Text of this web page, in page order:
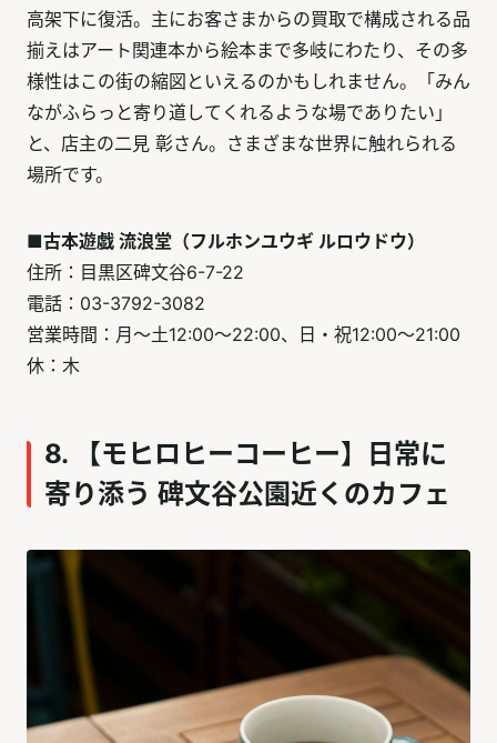
高架下に復活。主にお客さまからの買取で構成される品
揃えはアート関連本から絵本まで多岐にわたり、その多
様性はこの街の縮図といえるのかもしれません。「みん
ながふらっと寄り道してくれるような場でありたい」
と、店主の二見 彰さん。さまざまな世界に触れられる
場所です。
■古本遊戯 流浪堂（フルホンユウギ ルロウドウ）
住所：目黒区碑文谷6-7-22
電話：03-3792-3082
営業時間：月～土12:00～22:00、日・祝12:00～21:00
休：木
8. 【モヒロヒーコーヒー】日常に
寄り添う 碑文谷公園近くのカフェ